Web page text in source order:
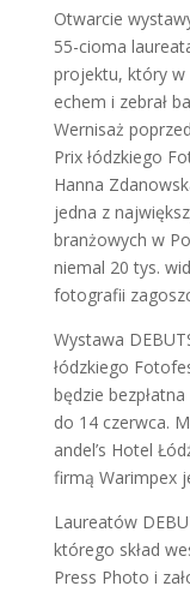
Otwarcie
55-cioma
projektu, który w
echem i zebrał
Wernisaż
Prix łódzkiego
Hanna
jedna z
branżowych w
niemal 20 tys.
fotografii
Wystawa
łódzkiego
będzie
do 14 czerwca.
andel’s Hotel
firmą Warimpex
Laureatów
którego skład
Press Photo i